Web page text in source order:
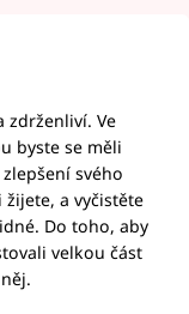
zdrženliví. Ve
byste se měli
svého
a vyčistěte
Do toho, aby
velkou část